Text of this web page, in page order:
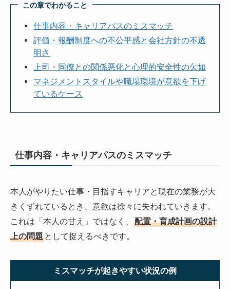
この章でわかること
仕事内容・キャリアパスのミスマッチ
評価・報酬制度への不公平感と会社方針の不透
明さ
上司・同僚との関係悪化と心理的安全性の欠如
マネジメントスタイルや職場環境が意欲を下げ
ているケース
仕事内容・キャリアパスのミスマッチ
本人がやりたい仕事・目指すキャリアと現在の業務が大
きくずれているとき、意欲は徐々に失われていきます。
これは「本人の甘え」ではなく、
配置・育成計画の設計
上の問題 として捉えるべきです。
ミスマッチが起きやすい状況の例